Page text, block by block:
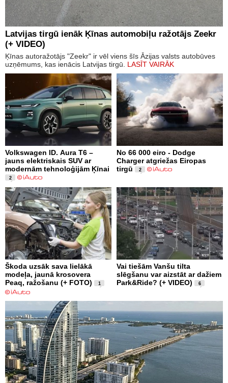
Latvijas tirgū ienāk Ķīnas automobiļu ražotājs Zeekr
(+ VIDEO)
Ķīnas autoražotājs "Zeekr" ir vēl viens šīs Āzijas valsts autobūves
uzņēmums, kas ienācis Latvijas tirgū. LASĪT VAIRĀK
Volkswagen ID. Aura T6 –
jauns elektriskais SUV ar
modernām tehnoloģijām Ķīnai
2
No 66 000 eiro - Dodge
Charger atgriežas Eiropas
tirgū
2
Škoda uzsāk sava lielākā
modeļa, jaunā krosovera
Peaq, ražošanu (+ FOTO)
1
Vai tiešām Vanšu tilta
slēgšanu var aizstāt ar dažiem
Park&Ride? (+ VIDEO)
6